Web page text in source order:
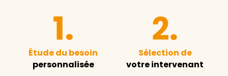
Étude du besoin
personnalisée
Sélection de
votre intervenant